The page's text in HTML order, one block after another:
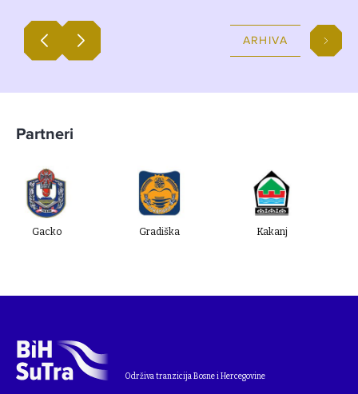
ARHIVA
Partneri
Održiva tranzicija Bosne i Hercegovine